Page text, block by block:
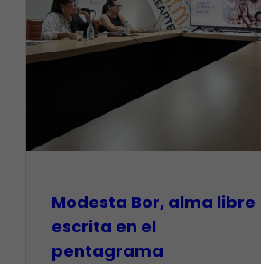
Modesta Bor, alma libre
escrita en el
pentagrama